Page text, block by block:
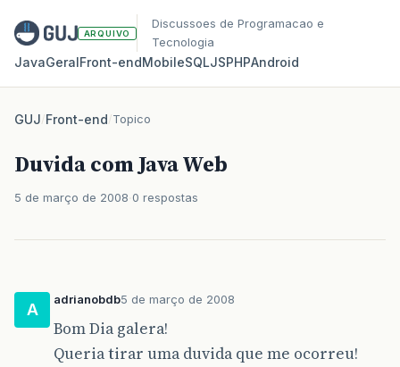
ARQUIVO
Discussoes de Programacao e
Tecnologia
JavaGeralFront‑endMobileSQLJSPHPAndroid
GUJ/Front-end/Topico
Duvida com Java Web
5 de março de 2008 0 respostas
A
adrianobdb5 de março de 2008
Bom Dia galera!
Queria tirar uma duvida que me ocorreu!